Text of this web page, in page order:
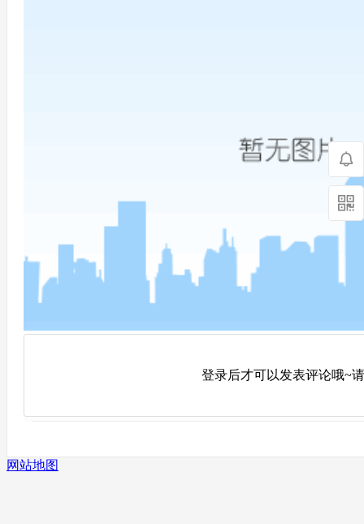
登录后才可以发表评论哦~
网站地图